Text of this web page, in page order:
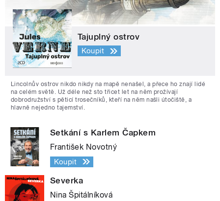
Tajuplný ostrov
Koupit
Lincolnův ostrov nikdo nikdy na mapě nenašel, a přece ho znají lidé
na celém světě. Už déle než sto třicet let na něm prožívají
dobrodružství s pěticí trosečníků, kteří na něm našli útočiště, a
hlavně nejedno tajemství.
Setkání s Karlem Čapkem
František Novotný
Koupit
Severka
Nina Špitálníková